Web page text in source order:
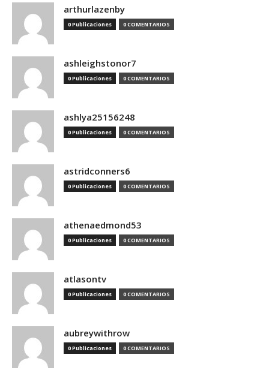
arthurlazenby
0 Publicaciones 0 COMENTARIOS
ashleighstonor7
0 Publicaciones 0 COMENTARIOS
ashlya25156248
0 Publicaciones 0 COMENTARIOS
astridconners6
0 Publicaciones 0 COMENTARIOS
athenaedmond53
0 Publicaciones 0 COMENTARIOS
atlasontv
0 Publicaciones 0 COMENTARIOS
aubreywithrow
0 Publicaciones 0 COMENTARIOS